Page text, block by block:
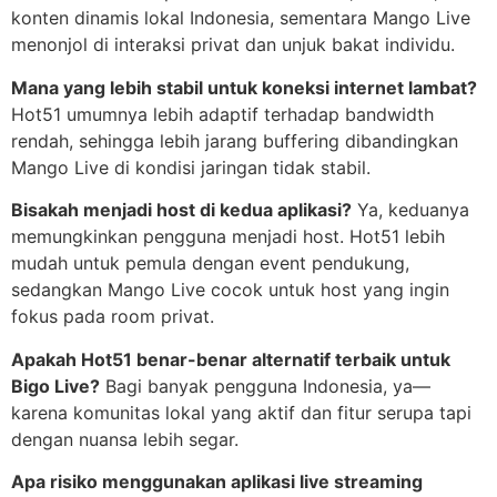
konten dinamis lokal Indonesia, sementara Mango Live
menonjol di interaksi privat dan unjuk bakat individu.
Mana yang lebih stabil untuk koneksi internet lambat?
Hot51 umumnya lebih adaptif terhadap bandwidth
rendah, sehingga lebih jarang buffering dibandingkan
Mango Live di kondisi jaringan tidak stabil.
Bisakah menjadi host di kedua aplikasi? Ya, keduanya
memungkinkan pengguna menjadi host. Hot51 lebih
mudah untuk pemula dengan event pendukung,
sedangkan Mango Live cocok untuk host yang ingin
fokus pada room privat.
Apakah Hot51 benar-benar alternatif terbaik untuk
Bigo Live? Bagi banyak pengguna Indonesia, ya—
karena komunitas lokal yang aktif dan fitur serupa tapi
dengan nuansa lebih segar.
Apa risiko menggunakan aplikasi live streaming